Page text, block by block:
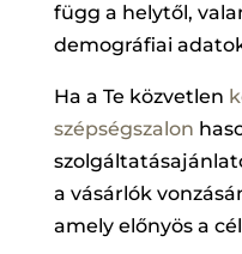
függ a helytől,
demográfiai
Ha a Te közvetlen
szépségszalon
a vásárlók
amely előnyös a